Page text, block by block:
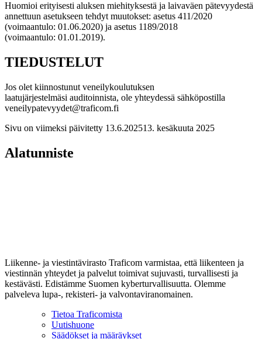
Huomioi erityisesti aluksen miehityksestä ja laivaväen pätevyydestä
annettuun asetukseen tehdyt muutokset: asetus 411/2020
(voimaantulo: 01.06.2020) ja asetus 1189/2018
(voimaantulo: 01.01.2019).
TIEDUSTELUT
Jos olet kiinnostunut veneilykoulutuksen
laatujärjestelmäsi auditoinnista, ole yhteydessä sähköpostilla
veneilypatevyydet@traficom.fi
Sivu on viimeksi päivitetty 13.6.202513. kesäkuuta 2025
Alatunniste
Liikenne- ja viestintävirasto Traficom varmistaa, että liikenteen ja
viestinnän yhteydet ja palvelut toimivat sujuvasti, turvallisesti ja
kestävästi. Edistämme Suomen kyberturvallisuutta. Olemme
palveleva lupa-, rekisteri- ja valvontaviranomainen.
Tietoa Traficomista
Uutishuone
Säädökset ja määräykset